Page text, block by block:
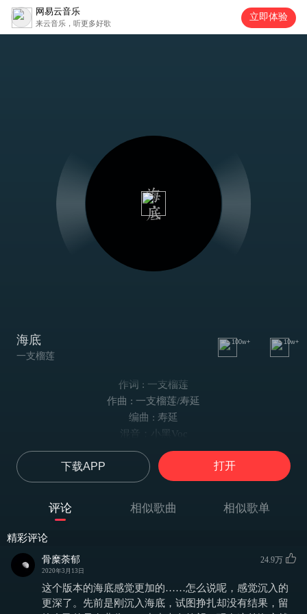
网易云音乐
来云音乐，听更多好歌
立即体验
海底
一支榴莲
100w+ 10w+
作词 : 一支榴莲
作曲 : 一支榴莲/寿延
编曲 : 寿延
混音：小黑Voc
散落的月光穿过了云
躲着人群
铺成大海的鳞
试图推你回去
谁的哀鸣在指引
灵魂没入寂静
下载APP 打开
评论 相似歌曲 相似歌单
精彩评论
骨糜荼郁
2020年3月13日
24.9万
这个版本的海底感觉更加的……怎么说呢，感觉沉入的
更深了。先前是刚沉入海底，试图挣扎却没有结果，留